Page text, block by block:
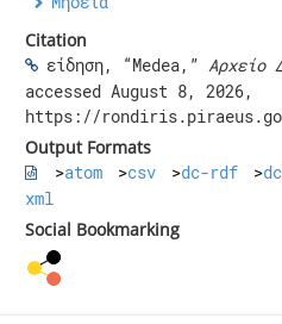
Citation
είδηση, “Medea,” Αρχείο
accessed August 8, 2026,
https://
Output Formats
atom
csv dc-rdf
xml
Social Bookmarking